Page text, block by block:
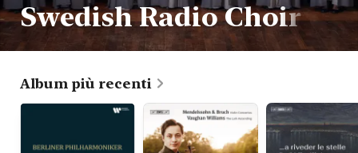
Swedish Radio Choir
Album più recenti